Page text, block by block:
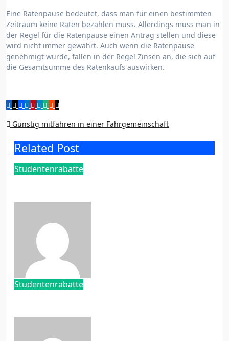
Eine Ratenpause bedeutet, dass man für einen bestimmten
Zeitraum keine Raten bezahlen muss. Allerdings muss man in
der Regel für die Ratenpause einen Antrag stellen und diese
wird nicht immer gewährt. Auch wenn die Ratenpause
genehmigt wurde, fallen in der Regel Zinsen an, die sich auf
die Gesamtsumme des Ratenkaufs auswirken.
Beitragsnavigation
Günstig mitfahren in einer Fahrgemeinschaft
Related Post
Studentenrabatte
Studentenrabatte